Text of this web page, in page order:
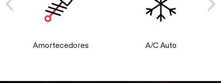
Amortecedores A/C Auto